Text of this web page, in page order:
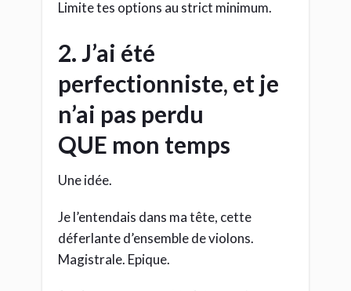
Limite tes options au strict minimum.
2. J’ai été
perfectionniste, et je
n’ai pas perdu
QUE mon temps
Une idée.
Je l’entendais dans ma tête, cette
déferlante d’ensemble de violons.
Magistrale. Epique.